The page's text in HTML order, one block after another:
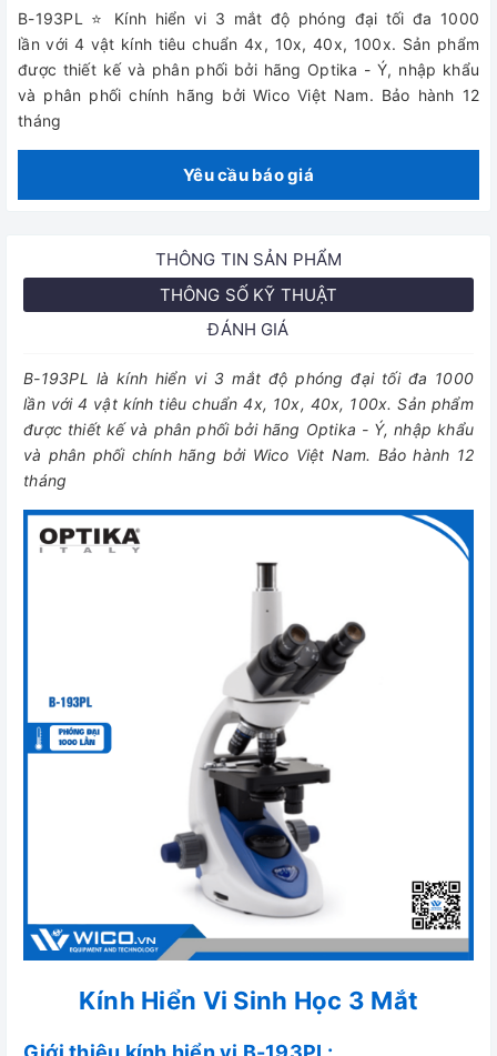
B-193PL ⭐ Kính hiển vi 3 mắt độ phóng đại tối đa 1000
lần với 4 vật kính tiêu chuẩn 4x, 10x, 40x, 100x. Sản phẩm
được thiết kế và phân phối bởi hãng Optika - Ý, nhập khẩu
và phân phối chính hãng bởi Wico Việt Nam. Bảo hành 12
tháng
Yêu cầu báo giá
THÔNG TIN SẢN PHẨM
THÔNG SỐ KỸ THUẬT
ĐÁNH GIÁ
B-193PL là kính hiển vi 3 mắt độ phóng đại tối đa 1000
lần với 4 vật kính tiêu chuẩn 4x, 10x, 40x, 100x. Sản phẩm
được thiết kế và phân phối bởi hãng Optika - Ý, nhập khẩu
và phân phối chính hãng bởi Wico Việt Nam. Bảo hành 12
tháng
Kính Hiển Vi Sinh Học 3 Mắt